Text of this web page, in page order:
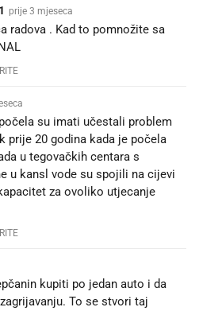
prije 3 mjeseca
radova . Kad to pomnožite sa
su imati učestali problem
prije 20 godina kada je počela
u tegovačkih centara s
u kansl vode su spojili na cijevi
za ovoliko utjecanje
kupiti po jedan auto i da
To se stvori taj